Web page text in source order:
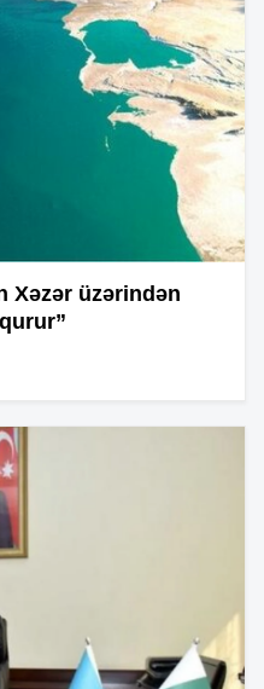
Xəzər üzərindən